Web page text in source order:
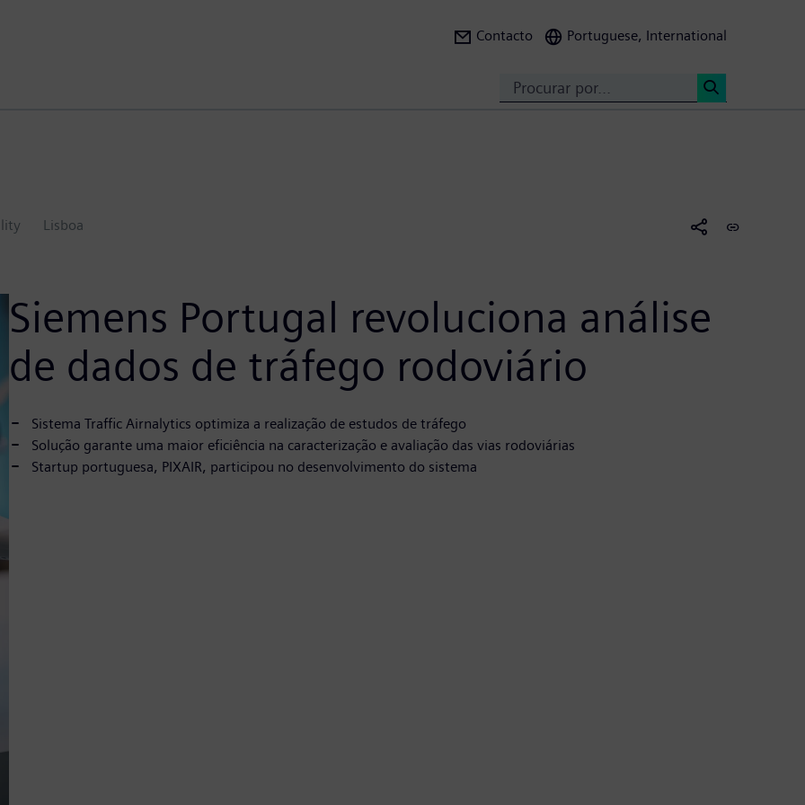
Contacto Portuguese, International
Lisboa
Siemens Portugal revoluciona análise
de dados de tráfego rodoviário
Sistema Traffic Airnalytics optimiza a realização de estudos de tráfego
Solução garante uma maior eficiência na caracterização e avaliação das vias rodoviárias
Startup portuguesa, PIXAIR, participou no desenvolvimento do sistema